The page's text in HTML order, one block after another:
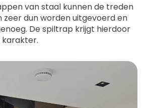
van staal kunnen de treden
dun worden uitgevoerd en
De spiltrap krijgt hierdoor
karakter.